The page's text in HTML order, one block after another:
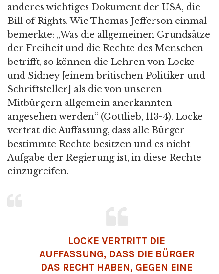
anderes wichtiges Dokument der USA, die
Bill of Rights. Wie Thomas Jefferson einmal
bemerkte: „Was die allgemeinen Grundsätze
der Freiheit und die Rechte des Menschen
betrifft, so können die Lehren von Locke
und Sidney [einem britischen Politiker und
Schriftsteller] als die von unseren
Mitbürgern allgemein anerkannten
angesehen werden“ (Gottlieb, 113-4). Locke
vertrat die Auffassung, dass alle Bürger
bestimmte Rechte besitzen und es nicht
Aufgabe der Regierung ist, in diese Rechte
einzugreifen.
LOCKE VERTRITT DIE
AUFFASSUNG, DASS DIE BÜRGER
DAS RECHT HABEN, GEGEN EINE